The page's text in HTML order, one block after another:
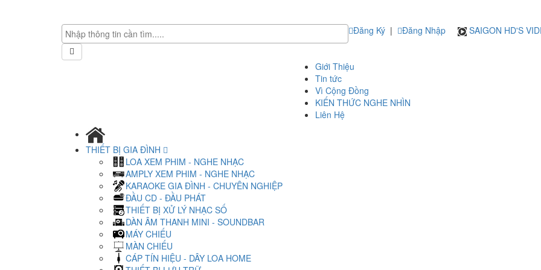
Đăng Ký | Đăng Nhập SAIGON HD'S
Giới Thiệu
Tin tức
Vì Cộng Đồng
KIẾN THỨC NGHE NHÌN
Liên Hệ
THIẾT BỊ GIA ĐÌNH
LOA XEM PHIM - NGHE NHẠC
AMPLY XEM PHIM - NGHE NHẠC
KARAOKE GIA ĐÌNH - CHUYÊN NGHIỆP
ĐẦU CD - ĐẦU PHÁT
THIẾT BỊ XỬ LÝ NHẠC SỐ
DÀN ÂM THANH MINI - SOUNDBAR
MÁY CHIẾU
MÀN CHIẾU
CÁP TÍN HIỆU - DÂY LOA HOME